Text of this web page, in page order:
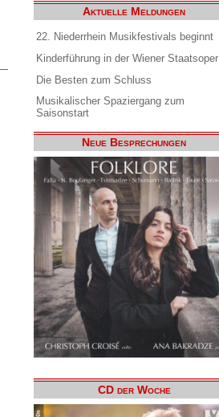
Aktuelle Meldungen
22. Niederrhein Musikfestivals beginnt
Kinderführung in der Wiener Staatsoper
Die Besten zum Schluss
Musikalischer Spaziergang zum
Saisonstart
Neue Besprechungen
CD der Woche